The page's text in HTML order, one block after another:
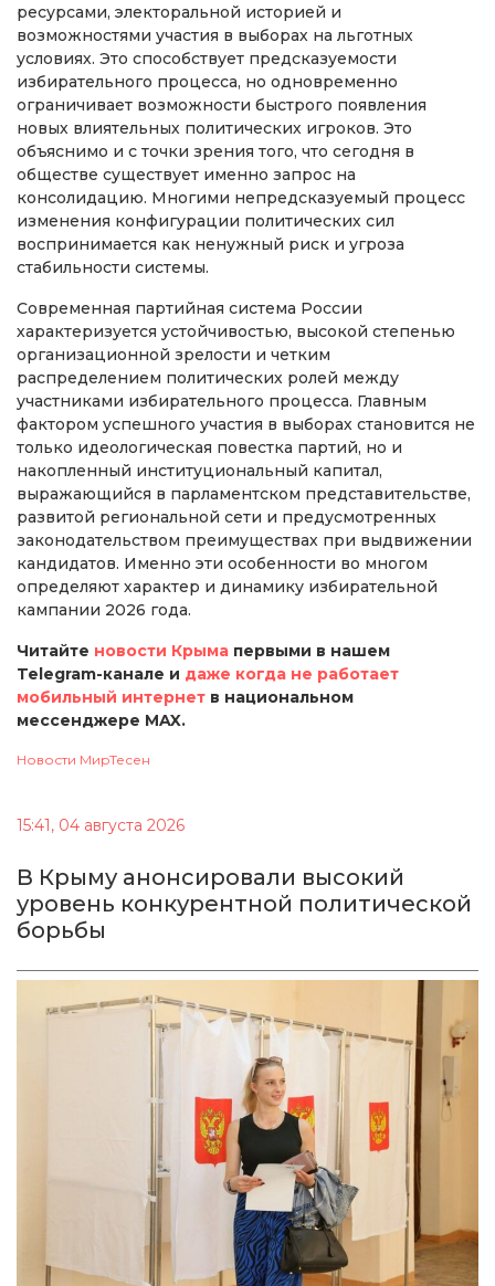
ресурсами, электоральной историей и
возможностями участия в выборах на льготных
условиях. Это способствует предсказуемости
избирательного процесса, но одновременно
ограничивает возможности быстрого появления
новых влиятельных политических игроков. Это
объяснимо и с точки зрения того, что сегодня в
обществе существует именно запрос на
консолидацию. Многими непредсказуемый процесс
изменения конфигурации политических сил
воспринимается как ненужный риск и угроза
стабильности системы.
Современная партийная система России
характеризуется устойчивостью, высокой степенью
организационной зрелости и четким
распределением политических ролей между
участниками избирательного процесса. Главным
фактором успешного участия в выборах становится не
только идеологическая повестка партий, но и
накопленный институциональный капитал,
выражающийся в парламентском представительстве,
развитой региональной сети и предусмотренных
законодательством преимуществах при выдвижении
кандидатов. Именно эти особенности во многом
определяют характер и динамику избирательной
кампании 2026 года.
Читайте новости Крыма первыми в нашем
Telegram-канале и даже когда не работает
мобильный интернет в национальном
мессенджере MAX.
Новости МирТесен
15:41, 04 августа 2026
В Крыму анонсировали высокий
уровень конкурентной политической
борьбы